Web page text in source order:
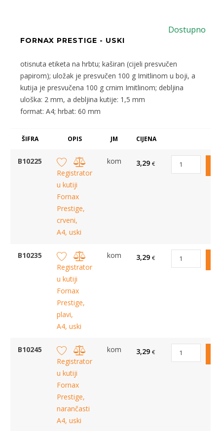
Dostupno
FORNAX PRESTIGE - USKI
otisnuta etiketa na hrbtu; kaširan (cijeli presvučen
papirom); uložak je presvučen 100 g Imitlinom u boji, a
kutija je presvučena 100 g crnim Imitlinom; debljina
uloška: 2 mm, a debljina kutije: 1,5 mm
format: A4; hrbat: 60 mm
ŠIFRA OPIS JM CIJENA
B10225
Registrator
u kutiji
Fornax
Prestige,
crveni,
A4, uski
kom 3,29 €
B10235
Registrator
u kutiji
Fornax
Prestige,
plavi,
A4, uski
kom 3,29 €
B10245
Registrator
u kutiji
Fornax
Prestige,
narančasti
A4, uski
kom 3,29 €